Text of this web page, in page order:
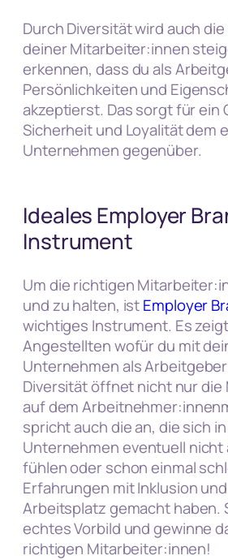
Durch Diversität wird auch
deiner Mitarbeiter:innen
erkennen, dass du als
Persönlichkeiten und
akzeptierst. Das sorgt für ein
Sicherheit und Loyalität dem
Unternehmen gegenüber.
Ideales Employer
Instrument
Um die richtigen
und zu halten, istEmployer
wichtiges Instrument. Es
Angestellten wofür du mit
Unternehmen als
Diversität öffnet nicht nur die
auf dem
spricht auch die an, die sich
Unternehmen eventuell
fühlen oder schon einmal
Erfahrungen mit Inklusion
Arbeitsplatz gemacht haben.
echtes Vorbild und gewinne
richtigen Mitarbeiter:innen!